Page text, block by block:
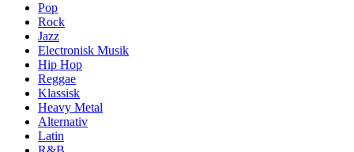
Pop
Rock
Jazz
Electronisk Musik
Hip Hop
Reggae
Klassisk
Heavy Metal
Alternativ
Latin